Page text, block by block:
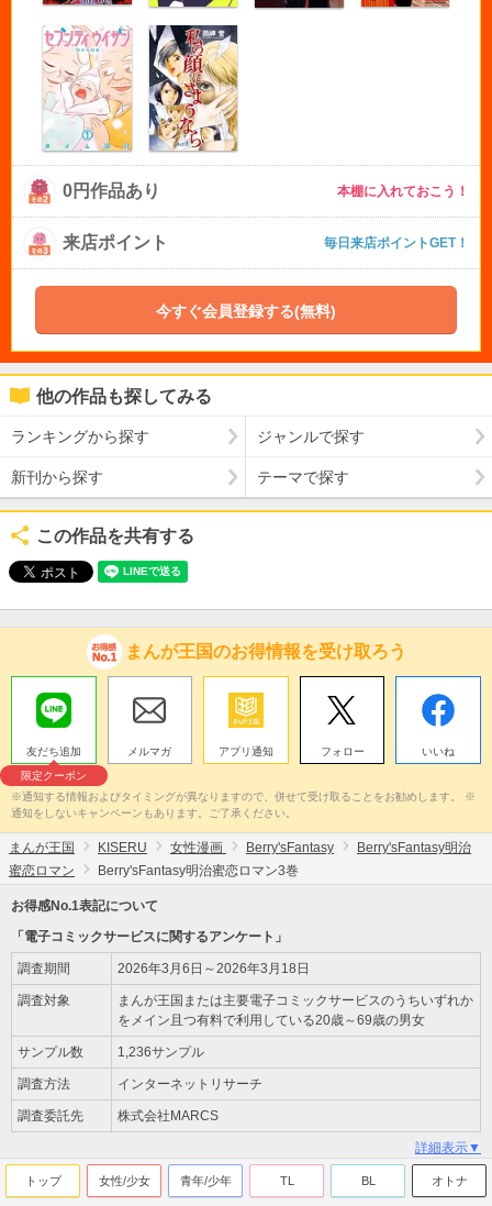
0円作品あり 本棚に入れておこう！
来店ポイント 毎日来店ポイントGET！
今すぐ会員登録する(無料)
他の作品も探してみる
ランキングから探す ジャンルで探す
新刊から探す テーマで探す
この作品を共有する
まんが王国のお得情報を受け取ろう
友だち追加
限定クーポン
メルマガ アプリ通知 フォロー いいね
※通知する情報およびタイミングが異なりますので、併せて受け取ることをお勧めします。 ※
通知をしないキャンペーンもあります。ご了承ください。
まんが王国 KISERU 女性漫画 Berry'sFantasy
Berry'sFantasy明治
蜜恋ロマン
Berry'sFantasy明治蜜恋ロマン3巻
お得感No.1表記について
「電子コミックサービスに関するアンケート」
調査期間 2026年3月6日～2026年3月18日
調査対象
まんが王国または主要電子コミックサービスのうちいずれか
をメイン且つ有料で利用している20歳～69歳の男女
サンプル数 1,236サンプル
調査方法 インターネットリサーチ
調査委託先 株式会社MARCS
詳細表示▼
トップ 女性/少女 青年/少年 TL BL オトナ